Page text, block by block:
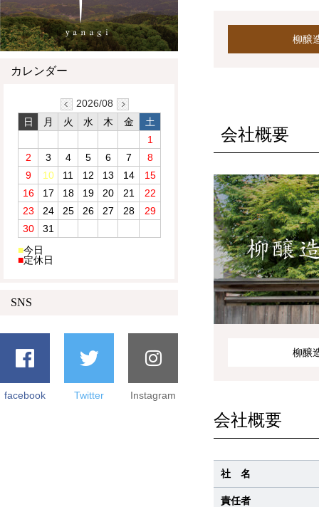
柳醸
会社概要
柳醸
会社概要
社 名
責任者
カレンダー
2026/08
日
月 火 水 木 金
土
1
2
3 4 5 6 7
8
9
10 11 12 13 14
15
16
17 18 19 20 21
22
23
24 25 26 27 28
29
30
31
■今日
■定休日
SNS
facebook Twitter Instagram